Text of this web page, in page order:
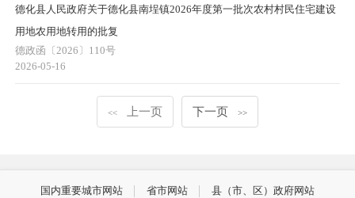
德化县人民政府关于德化县南埕镇2026年度第一批次农村村民住宅建设
用地农用地转用的批复
德政函〔2026〕110号
2026-05-16
<< 上一页 下一页 >>
国内重要城市网站 省市网站 县（市、区）政府网站